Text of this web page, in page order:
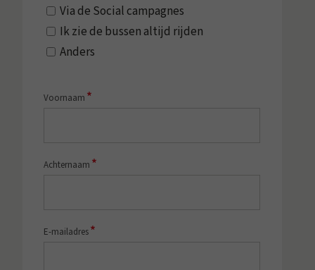
Via de Social campagnes
Ik zie de bussen altijd rijden
Anders
Voornaam *
Achternaam *
E-mailadres*